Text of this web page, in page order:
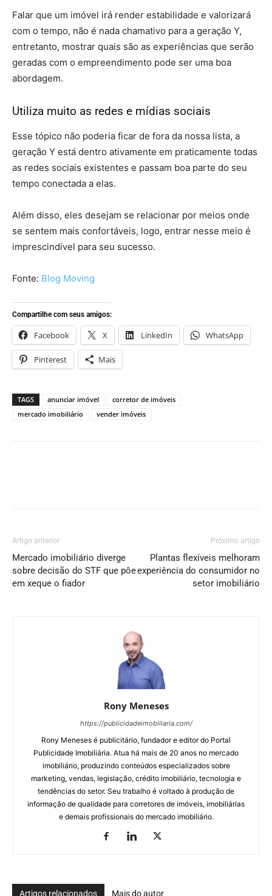
Falar que um imóvel irá render estabilidade e valorizará
com o tempo, não é nada chamativo para a geração Y,
entretanto, mostrar quais são as experiências que serão
geradas com o empreendimento pode ser uma boa
abordagem.
Utiliza muito as redes e mídias sociais
Esse tópico não poderia ficar de fora da nossa lista, a
geração Y está dentro ativamente em praticamente todas
as redes sociais existentes e passam boa parte do seu
tempo conectada a elas.
Além disso, eles desejam se relacionar por meios onde
se sentem mais confortáveis, logo, entrar nesse meio é
imprescindível para seu sucesso.
Fonte: Blog Moving
Compartilhe com seus amigos:
Facebook X LinkedIn WhatsApp
Pinterest Mais
TAGS anunciar imóvel
corretor de imóveis
mercado imobiliário
vender imóveis
Artigo anterior
Mercado imobiliário diverge
sobre decisão do STF que pôe
em xeque o fiador
Próximo artigo
Plantas flexíveis melhoram
experiência do consumidor no
setor imobiliário
Rony Meneses
https://publicidadeimobiliaria.com/
Rony Meneses é publicitário, fundador e editor do Portal
Publicidade Imobiliária. Atua há mais de 20 anos no mercado
imobiliário, produzindo conteúdos especializados sobre
marketing, vendas, legislação, crédito imobiliário, tecnologia e
tendências do setor. Seu trabalho é voltado à produção de
informação de qualidade para corretores de imóveis, imobiliárias
e demais profissionais do mercado imobiliário.
Artigos relacionados Mais do autor